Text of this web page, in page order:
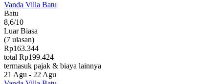
Vanda Villa Batu
Batu
8,6/10
Luar Biasa
(7 ulasan)
Rp163.344
total Rp199.424
termasuk pajak & biaya lainnya
21 Agu - 22 Agu